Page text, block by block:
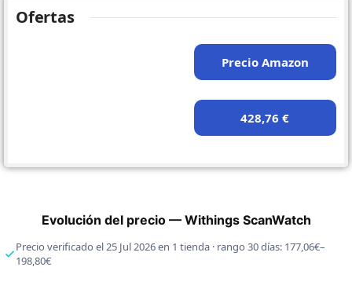
Ofertas
Precio Amazon
428,76 €
Evolución del precio — Withings ScanWatch
Precio verificado el 25 Jul 2026 en 1 tienda · rango 30 días: 177,06€–
198,80€